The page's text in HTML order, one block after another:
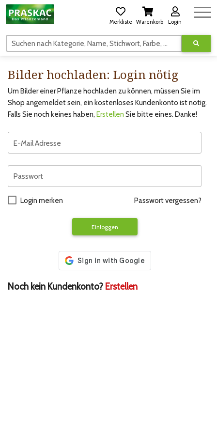
Merkliste Warenkorb Login
Suchen nach Kategorie, Name, Stichwort, Farbe, usw.
Bilder hochladen: Login nötig
Um Bilder einer Pflanze hochladen zu können, müssen Sie im
Shop angemeldet sein, ein kostenloses Kundenkonto ist notig.
Falls Sie noch keines haben, Erstellen Sie bitte eines. Danke!
E-Mail Adresse
Passwort
Login merken Passwort vergessen?
Einloggen
Noch kein Kundenkonto? Erstellen